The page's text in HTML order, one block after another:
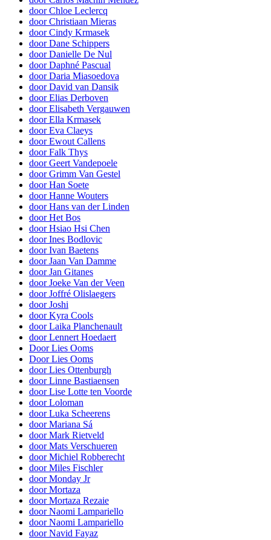
door Chloe Leclercq
door Christiaan Mieras
door Cindy Krmasek
door Dane Schippers
door Danielle De Nul
door Daphné Pascual
door Daria Miasoedova
door David van Dansik
door Elias Derboven
door Elisabeth Vergauwen
door Ella Krmasek
door Eva Claeys
door Ewout Callens
door Falk Thys
door Geert Vandepoele
door Grimm Van Gestel
door Han Soete
door Hanne Wouters
door Hans van der Linden
door Het Bos
door Hsiao Hsi Chen
door Ines Bodlovic
door Ivan Baetens
door Jaan Van Damme
door Jan Gitanes
door Joeke Van der Veen
door Joffré Olislaegers
door Joshi
door Kyra Cools
door Laika Planchenault
door Lennert Hoedaert
Door Lies Ooms
Door Lies Ooms
door Lies Ottenburgh
door Linne Bastiaensen
door Lise Lotte ten Voorde
door Loloman
door Luka Scheerens
door Mariana Sá
door Mark Rietveld
door Mats Verschueren
door Michiel Robberecht
door Miles Fischler
door Monday Jr
door Mortaza
door Mortaza Rezaie
door Naomi Lampariello
door Naomi Lampariello
door Navid Fayaz